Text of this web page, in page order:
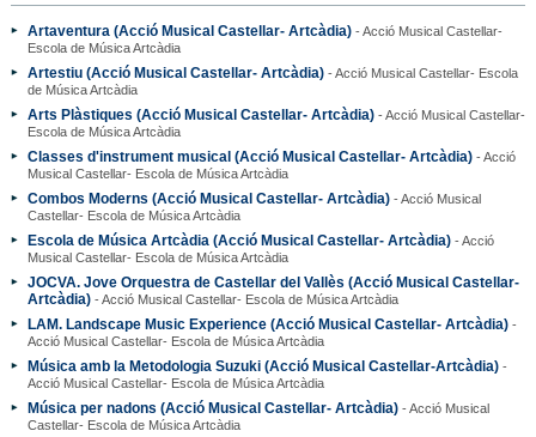
Artaventura (Acció Musical Castellar- Artcàdia)- Acció Musical Castellar-
Escola de Música Artcàdia
Artestiu (Acció Musical Castellar- Artcàdia)- Acció Musical Castellar- Escola
de Música Artcàdia
Arts Plàstiques (Acció Musical Castellar- Artcàdia)- Acció Musical Castellar-
Escola de Música Artcàdia
Classes d'instrument musical (Acció Musical Castellar- Artcàdia)- Acció
Musical Castellar- Escola de Música Artcàdia
Combos Moderns (Acció Musical Castellar- Artcàdia)- Acció Musical
Castellar- Escola de Música Artcàdia
Escola de Música Artcàdia (Acció Musical Castellar- Artcàdia)- Acció
Musical Castellar- Escola de Música Artcàdia
JOCVA. Jove Orquestra de Castellar del Vallès (Acció Musical Castellar-
Artcàdia)- Acció Musical Castellar- Escola de Música Artcàdia
LAM. Landscape Music Experience (Acció Musical Castellar- Artcàdia)-
Acció Musical Castellar- Escola de Música Artcàdia
Música amb la Metodologia Suzuki (Acció Musical Castellar-Artcàdia)-
Acció Musical Castellar- Escola de Música Artcàdia
Música per nadons (Acció Musical Castellar- Artcàdia)- Acció Musical
Castellar- Escola de Música Artcàdia